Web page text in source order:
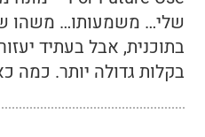
שלי… משמעותו… משהו
בתוכנית, אבל בעתיד
בקלות גדולה יותר. כמה